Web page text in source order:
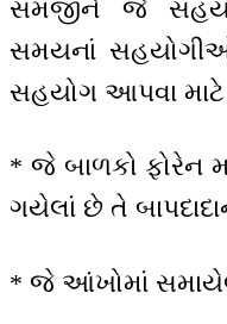
સમજીને જે
સમયનાં
સહયોગ આપવા માટે
* જે બાળકો ફોરેન
ગયેલાં છે તે
* જે આંખોમાં